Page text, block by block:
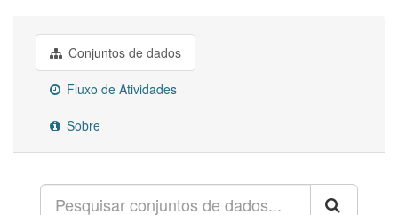
Conjuntos de dados
Fluxo de Atividades
Sobre